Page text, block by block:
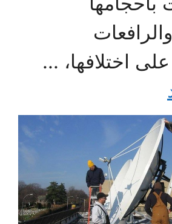
اختلافها، ...